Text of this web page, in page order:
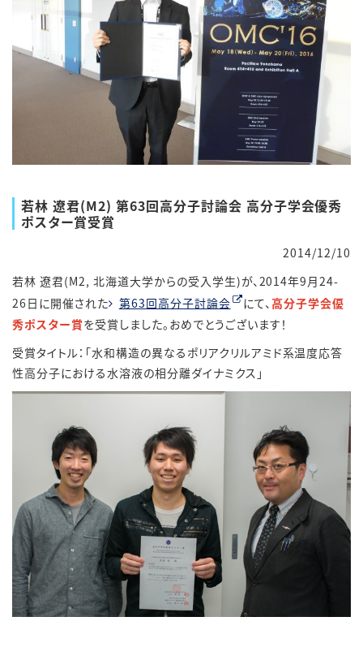
若林 遼君(M2) 第63回高分子討論会 高分子学会優秀
ポスター賞受賞
2014/12/10
若林 遼君(M2, 北海道大学からの受入学生)が、2014年9月24-
26日に開催された
第63回高分子討論会 にて、 高分子学会優
秀ポスター賞を受賞しました。おめでとうございます！
受賞タイトル：「水和構造の異なるポリアクリルアミド系温度応答
性高分子における水溶液の相分離ダイナミクス」